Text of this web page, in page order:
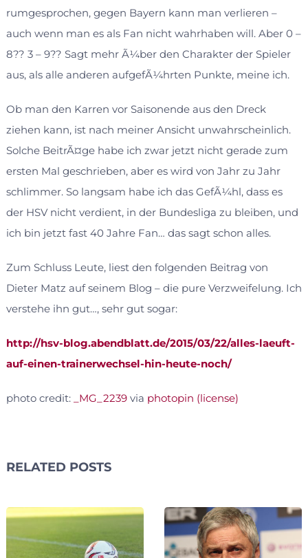
rumgesprochen, gegen Bayern kann man verlieren –
auch wenn man es als Fan nicht wahrhaben will. Aber 0 –
8?? 3 – 9?? Sagt mehr Ã¼ber den Charakter der Spieler
aus, als alle anderen aufgefÃ¼hrten Punkte, meine ich.
Ob man den Karren vor Saisonende aus den Dreck
ziehen kann, ist nach meiner Ansicht unwahrscheinlich.
Solche BeitrÃ¤ge habe ich zwar jetzt nicht gerade zum
ersten Mal geschrieben, aber es wird von Jahr zu Jahr
schlimmer. So langsam habe ich das GefÃ¼hl, dass es
der HSV nicht verdient, in der Bundesliga zu bleiben, und
ich bin jetzt fast 40 Jahre Fan… das sagt schon alles.
Zum Schluss Leute, liest den folgenden Beitrag von
Dieter Matz auf seinem Blog – die pure Verzweifelung. Ich
verstehe ihn gut…, sehr gut sogar:
http://hsv-blog.abendblatt.de/2015/03/22/alles-laeuft-
auf-einen-trainerwechsel-hin-heute-noch/
photo credit: _MG_2239via photopin (license)
RELATED POSTS